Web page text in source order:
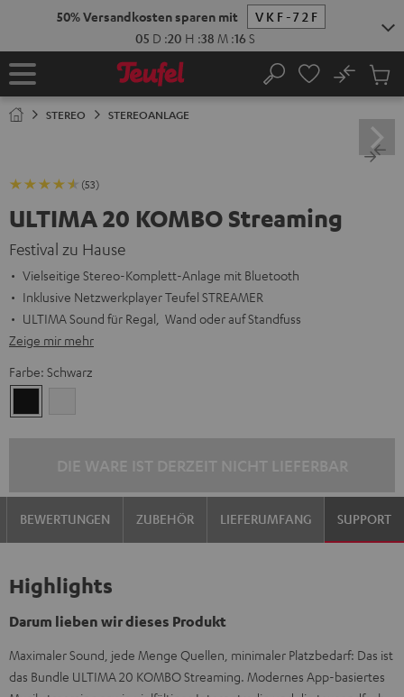
Startseite Suche
No
STEREO STEREOANLAGE
(53)
ULTIMA 20 KOMBO Streaming
Festival zu Hause
Vielseitige Stereo-Komplett-Anlage mit Bluetooth
Inklusive Netzwerkplayer Teufel STREAMER
ULTIMA Sound für Regal, Wand oder auf Standfuss
Zeige mir mehr
Farbe: Schwarz
BEWERTUNGEN ZUBEHÖR LIEFERUMFANG SUPPORT
Highlights
Darum lieben wir dieses Produkt
Maximaler Sound, jede Menge Quellen, minimaler Platzbedarf: Das ist
das Bundle ULTIMA 20 KOMBO Streaming. Modernes App-basiertes